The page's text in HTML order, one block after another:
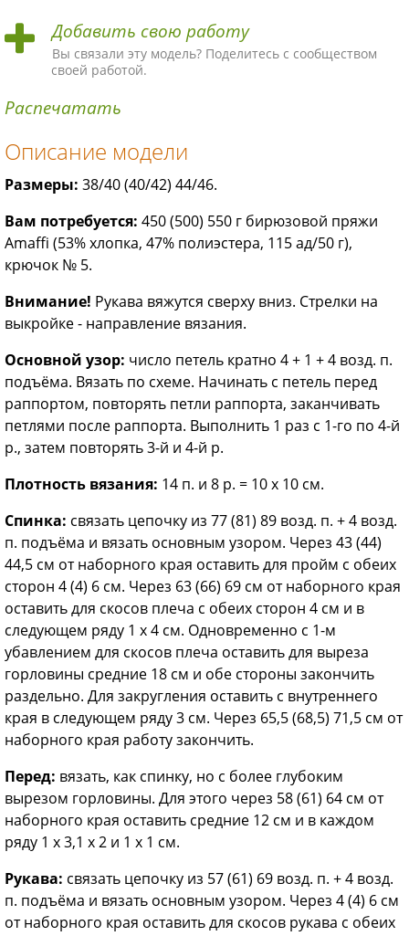
ма
ма ма ма ма!
Добавить свою работу
Вы связали эту модель? Поделитесь с сообществом
своей работой.
Распечатать
Описание модели
Размеры: 38/40 (40/42) 44/46.
Вам потребуется: 450 (500) 550 г бирюзовой пряжи
Amaffi (53% хлопка, 47% полиэстера, 115 ад/50 г),
крючок № 5.
Внимание! Рукава вяжутся сверху вниз. Стрелки на
выкройке - направление вязания.
Основной узор: число петель кратно 4 + 1 + 4 возд. п.
подъёма. Вязать по схеме. Начинать с петель перед
раппортом, повторять петли раппорта, заканчивать
петлями после раппорта. Выполнить 1 раз с 1-го по 4-й
р., затем повторять 3-й и 4-й р.
Плотность вязания: 14 п. и 8 р. = 10 х 10 см.
Спинка: связать цепочку из 77 (81) 89 возд. п. + 4 возд.
п. подъёма и вязать основным узором. Через 43 (44)
44,5 см от наборного края оставить для пройм с обеих
сторон 4 (4) 6 см. Через 63 (66) 69 см от наборного края
оставить для скосов плеча с обеих сторон 4 см и в
следующем ряду 1 х 4 см. Одновременно с 1-м
убавлением для скосов плеча оставить для выреза
горловины средние 18 см и обе стороны закончить
раздельно. Для закругления оставить с внутреннего
края в следующем ряду 3 см. Через 65,5 (68,5) 71,5 см от
наборного края работу закончить.
Перед: вязать, как спинку, но с более глубоким
вырезом горловины. Для этого через 58 (61) 64 см от
наборного края оставить средние 12 см и в каждом
ряду 1 х 3,1 х 2 и 1 х 1 см.
Рукава: связать цепочку из 57 (61) 69 возд. п. + 4 возд.
п. подъёма и вязать основным узором. Через 4 (4) 6 см
от наборного края оставить для скосов рукава с обеих